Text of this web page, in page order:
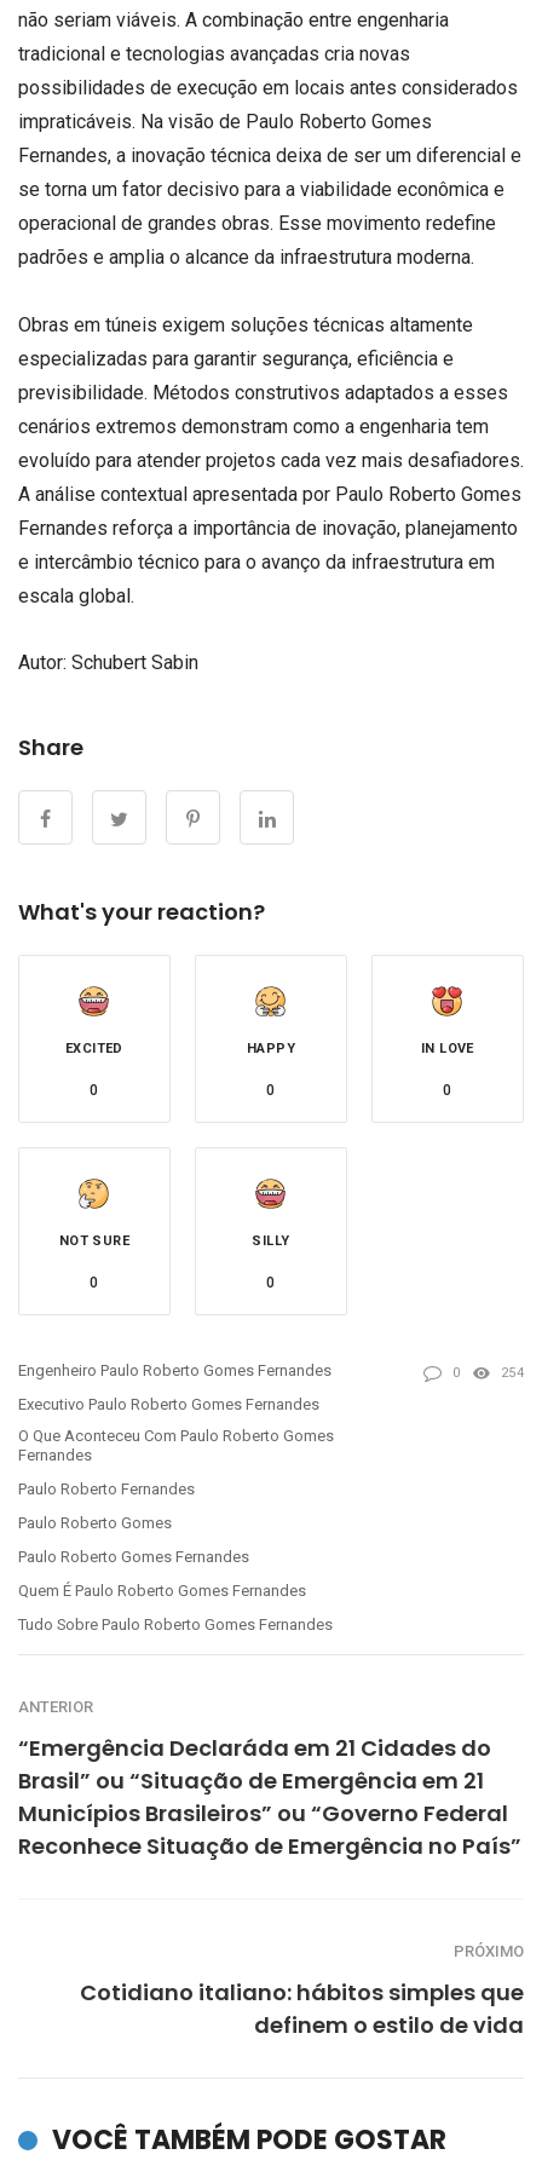
não seriam viáveis. A combinação entre engenharia
tradicional e tecnologias avançadas cria novas
possibilidades de execução em locais antes considerados
impraticáveis. Na visão de Paulo Roberto Gomes
Fernandes, a inovação técnica deixa de ser um diferencial e
se torna um fator decisivo para a viabilidade econômica e
operacional de grandes obras. Esse movimento redefine
padrões e amplia o alcance da infraestrutura moderna.
Obras em túneis exigem soluções técnicas altamente
especializadas para garantir segurança, eficiência e
previsibilidade. Métodos construtivos adaptados a esses
cenários extremos demonstram como a engenharia tem
evoluído para atender projetos cada vez mais desafiadores.
A análise contextual apresentada por Paulo Roberto Gomes
Fernandes reforça a importância de inovação, planejamento
e intercâmbio técnico para o avanço da infraestrutura em
escala global.
Autor: Schubert Sabin
Share
What's your reaction?
EXCITED
0
HAPPY
0
IN LOVE
0
NOT SURE
0
SILLY
0
Engenheiro Paulo Roberto Gomes Fernandes
Executivo Paulo Roberto Gomes Fernandes
O Que Aconteceu Com Paulo Roberto Gomes
Fernandes
Paulo Roberto Fernandes
Paulo Roberto Gomes
Paulo Roberto Gomes Fernandes
Quem É Paulo Roberto Gomes Fernandes
Tudo Sobre Paulo Roberto Gomes Fernandes
0 254
ANTERIOR
“Emergência Declaráda em 21 Cidades do
Brasil” ou “Situação de Emergência em 21
Municípios Brasileiros” ou “Governo Federal
Reconhece Situação de Emergência no País”
PRÓXIMO
Cotidiano italiano: hábitos simples que
definem o estilo de vida
VOCÊ TAMBÉM PODE GOSTAR